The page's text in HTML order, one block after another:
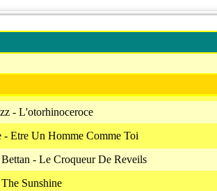
- L'otorhinoceroce
Etre Un Homme Comme Toi
- Le Croqueur De Reveils
Sunshine